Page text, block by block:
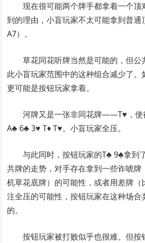
现在很可能两个牌手都拿着一个顶
到的理由，小盲玩家不太可能拿到普通
A7）。
草花同花听牌当然是可能的，但公
此小盲玩家范围中的这种组合减少了。
更可能是按钮玩家拿着。
河牌又是一张非同花牌——T♥，使
A♣ 6♣ 3♥ T♦ T♥。小盲玩家全压。
与此同时，按钮玩家的T♣ 9♣拿到
共牌的走势，对手存在拿到一些诈唬牌
机草花底牌）的可能性，或者用差牌（
注全压的可能性，按钮玩家在这种场合
的。
按钮玩家被打败似乎也很难。但